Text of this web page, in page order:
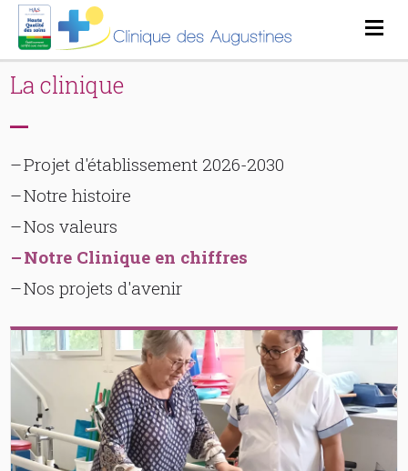
La clinique
Projet d'établissement 2026-2030
Notre histoire
Nos valeurs
Notre Clinique en chiffres
Nos projets d'avenir